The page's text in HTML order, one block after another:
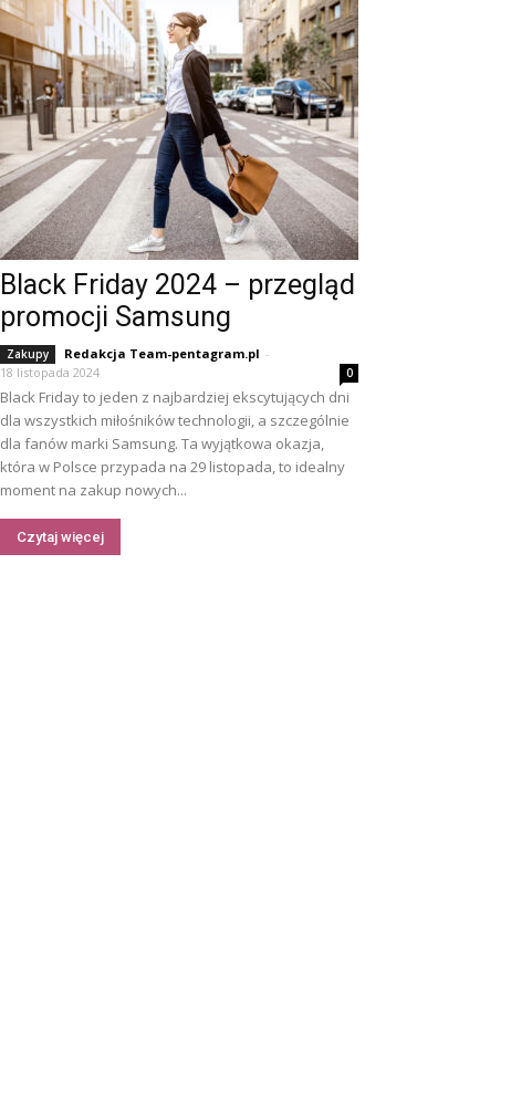
Black Friday 2024 – przegląd
promocji Samsung
Zakupy Redakcja Team-pentagram.pl -
18 listopada 2024
0
Black Friday to jeden z najbardziej ekscytujących dni
dla wszystkich miłośników technologii, a szczególnie
dla fanów marki Samsung. Ta wyjątkowa okazja,
która w Polsce przypada na 29 listopada, to idealny
moment na zakup nowych...
Czytaj więcej